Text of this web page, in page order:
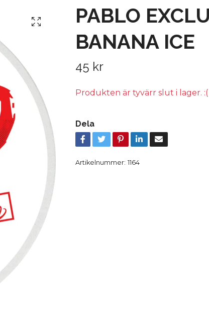
PABLO
BANANA ICE
45 kr
Produkten är tyvärr slut i lager. :(
Dela
Artikelnummer: 1164